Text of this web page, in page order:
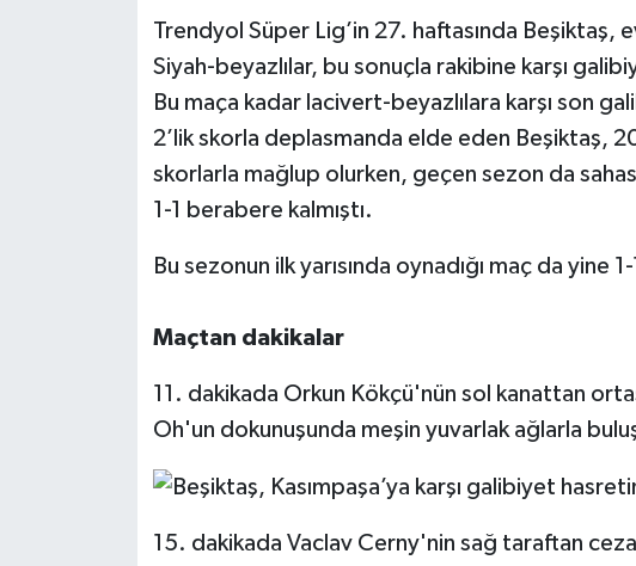
Trendyol Süper Lig’in 27. haftasında Beşiktaş,
Siyah-beyazlılar, bu sonuçla rakibine karşı
Bu maça kadar lacivert-beyazlılara karşı son
2’lik skorla deplasmanda elde eden Beşiktaş,
skorlarla mağlup olurken, geçen sezon da
1-1 berabere kalmıştı.
Bu sezonun ilk yarısında oynadığı maç da yine
Maçtan dakikalar
11. dakikada Orkun Kökçü'nün sol kanattan
Oh'un dokunuşunda meşin yuvarlak ağlarla
15. dakikada Vaclav Cerny'nin sağ taraftan